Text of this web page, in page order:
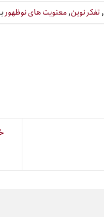
, تفکر نوین, معنویت های نوظهور